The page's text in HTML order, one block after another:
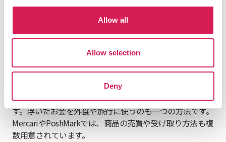
Allow all
Allow selection
Deny
ソーシャルマーケットプレイス
Facebook Marketplace、Mercari、PoshMarkなどのソー
シャルマーケットプレイスも、お得な買い物ができる選
択肢です。中古品が中心ですが、新品同様の衣類や家
具、日用品が出品されていることも多くあります。
短期間の滞在であれば、新品を購入するよりも中古品を
活用した方が、時間や費用を節約できる場合がありま
す。浮いたお金を外食や旅行に使うのも一つの方法です。
MercariやPoshMarkでは、商品の売買や受け取り方法も複
数用意されています。